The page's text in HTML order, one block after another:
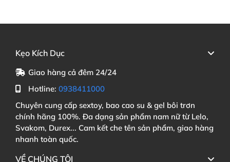
Kẹo Kích Dục
Giao hàng cả đêm 24/24
Hotline: 0938411000
Chuyên cung cấp sextoy, bao cao su & gel bôi trơn
chính hãng 100%. Đa dạng sản phẩm nam nữ từ Lelo,
Svakom, Durex... Cam kết che tên sản phẩm, giao hàng
nhanh toàn quốc.
VỀ CHÚNG TÔI